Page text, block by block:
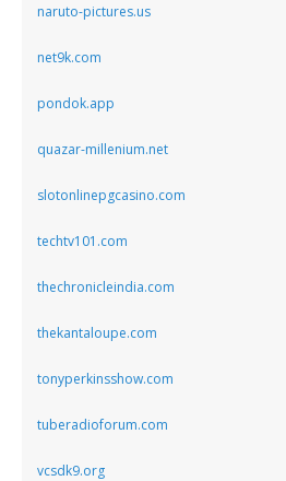
naruto-pictures.us
net9k.com
pondok.app
quazar-millenium.net
slotonlinepgcasino.com
techtv101.com
thechronicleindia.com
thekantaloupe.com
tonyperkinsshow.com
tuberadioforum.com
vcsdk9.org